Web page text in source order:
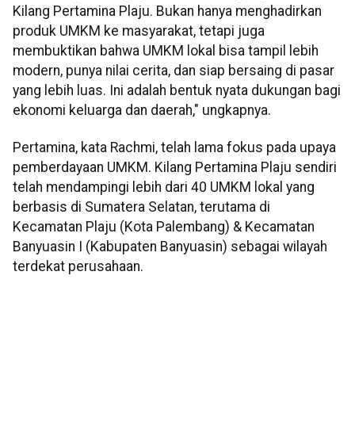
Kilang Pertamina Plaju. Bukan hanya menghadirkan
produk UMKM ke masyarakat, tetapi juga
membuktikan bahwa UMKM lokal bisa tampil lebih
modern, punya nilai cerita, dan siap bersaing di pasar
yang lebih luas. Ini adalah bentuk nyata dukungan bagi
ekonomi keluarga dan daerah," ungkapnya.
Pertamina, kata Rachmi, telah lama fokus pada upaya
pemberdayaan UMKM. Kilang Pertamina Plaju sendiri
telah mendampingi lebih dari 40 UMKM lokal yang
berbasis di Sumatera Selatan, terutama di
Kecamatan Plaju (Kota Palembang) & Kecamatan
Banyuasin I (Kabupaten Banyuasin) sebagai wilayah
terdekat perusahaan.